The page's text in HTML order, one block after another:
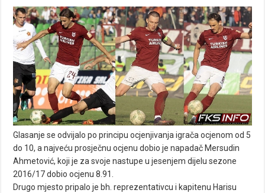
Glasanje se odvijalo po principu ocjenjivanja igrača ocjenom od 5
do 10, a najveću prosječnu ocjenu dobio je napadač Mersudin
Ahmetović, koji je za svoje nastupe u jesenjem dijelu sezone
2016/17 dobio ocjenu 8.91.
Drugo mjesto pripalo je bh. reprezentativcu i kapitenu Harisu